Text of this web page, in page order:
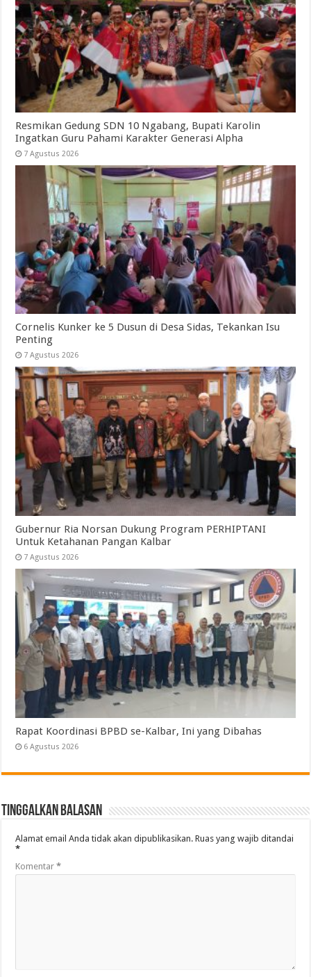
Resmikan Gedung SDN 10 Ngabang, Bupati Karolin
Ingatkan Guru Pahami Karakter Generasi Alpha
7 Agustus 2026
Cornelis Kunker ke 5 Dusun di Desa Sidas, Tekankan Isu
Penting
7 Agustus 2026
Gubernur Ria Norsan Dukung Program PERHIPTANI
Untuk Ketahanan Pangan Kalbar
7 Agustus 2026
Rapat Koordinasi BPBD se-Kalbar, Ini yang Dibahas
6 Agustus 2026
Tinggalkan Balasan
Alamat email Anda tidak akan dipublikasikan. Ruas yang wajib ditandai
*
Komentar*